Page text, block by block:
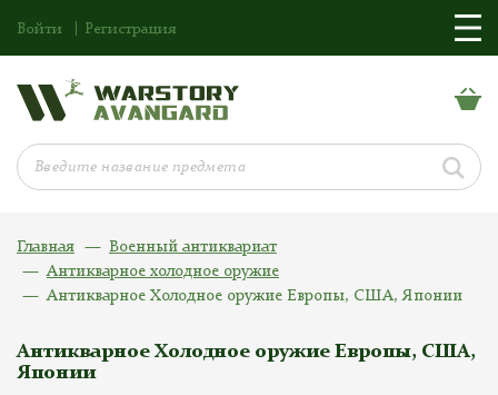
Войти Регистрация
Главная
Военный антиквариат
Антикварное холодное оружие
Антикварное Холодное оружие Европы, США, Японии
Антикварное Холодное оружие Европы, США,
Японии